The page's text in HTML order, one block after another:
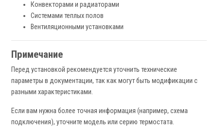
Конвекторами и радиаторами
Системами теплых полов
Вентиляционными установками
Примечание
Перед установкой рекомендуется уточнить технические
параметры в документации, так как могут быть модификации с
разными характеристиками.
Если вам нужна более точная информация (например, схема
подключения), уточните модель или серию термостата.